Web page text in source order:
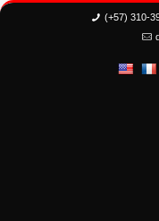
(+57) 310-